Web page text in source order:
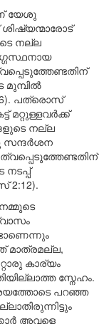
യേശു
നല്ല
മുമ്പിൽ
പത്രൊസ്
മറ്റുള്ളവർക്ക്
നല്ല
സന്ദർശന
2:12).
മാത്രമല്ല,
കാര്യം
സ്നേഹം.
പറഞ്ഞ
അവളെ